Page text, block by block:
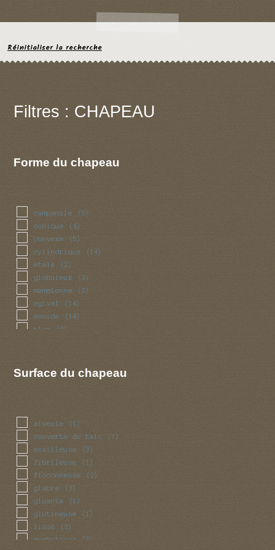
Réinitialiser la recherche
Filtres : CHAPEAU
Forme du chapeau
campanule (5)
conique (4)
convexe (5)
cylindrique (14)
etale (2)
globuleux (3)
mamelonne (2)
ogival (14)
ovoide (14)
plan (2)
Surface du chapeau
alveole (1)
couverte de talc (1)
ecailleuse (3)
fibrileuse (1)
floconneuse (2)
glabre (3)
gluante (1)
glutineuse (1)
lisse (3)
mechuleuse (3)